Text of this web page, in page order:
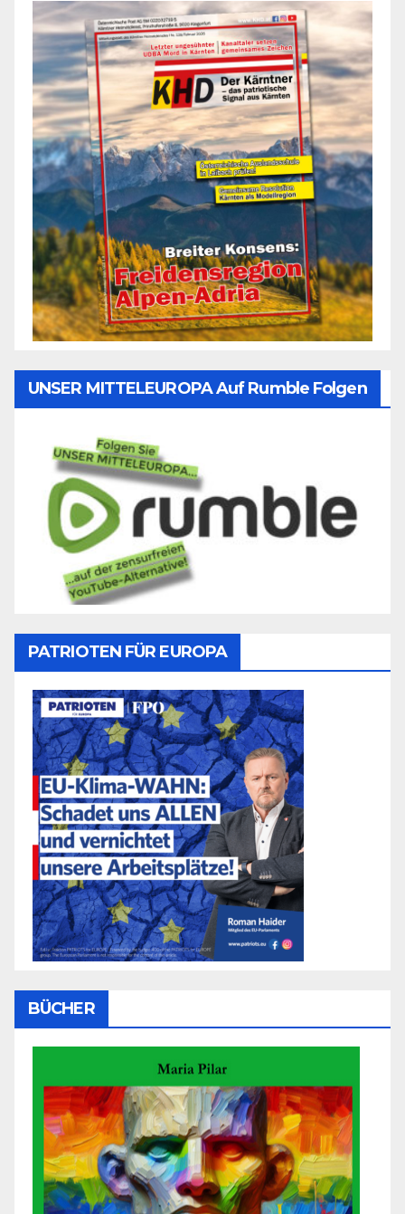
UNSER MITTELEUROPA Auf Rumble Folgen
PATRIOTEN FÜR EUROPA
BÜCHER